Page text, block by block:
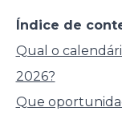
Índice de
Qual o
2026?
Que